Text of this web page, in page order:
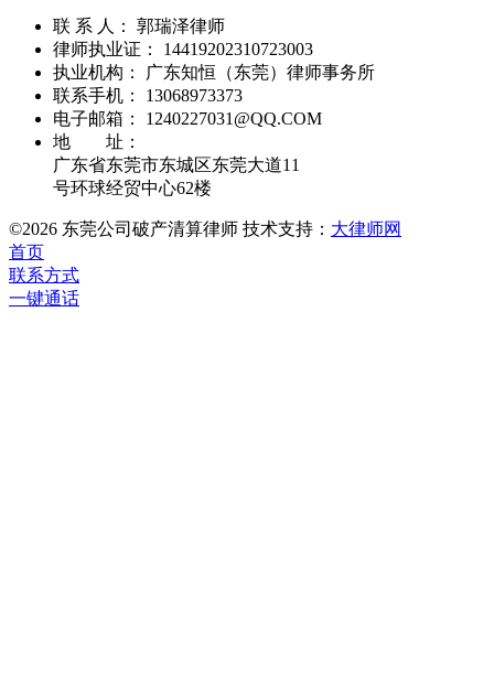
联 系 人：
郭瑞泽律师
律师执业证：
14419202310723003
执业机构：
广东知恒（东莞）律师事务所
联系手机：
13068973373
电子邮箱：
1240227031@QQ.COM
地 址：
广东省东莞市东城区东莞大道11
号环球经贸中心62楼
©2026 东莞公司破产清算律师 技术支持： 大律师网
首页
联系方式
一键通话